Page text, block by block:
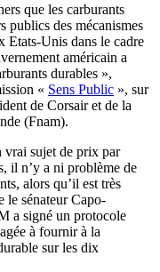
que les carburants
publics des mécanismes
Etats-Unis dans le cadre
américain a
durables »,
« Sens Public », sur
de Corsair et de la
(Fnam).
vrai sujet de prix par
il n’y a ni problème de
alors qu’il est très
le sénateur Capo-
a signé un protocole
à fournir à la
sur les dix